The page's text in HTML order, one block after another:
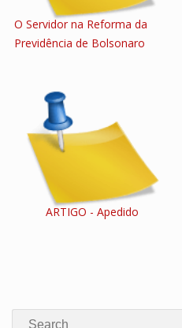
O Servidor na Reforma da
Previdência de Bolsonaro
ARTIGO - Apedido
Search